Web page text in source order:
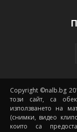
Copyright ©nalb.bg
този сайт, са
използването на
(снимки, видео
които са